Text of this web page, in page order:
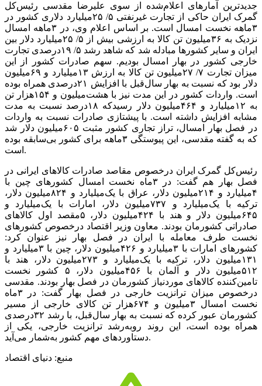
جدیدترین آمارهای اعلام‌شده از سوی علیرضا مقدسی رئیس‌کل
گمرک ایران حاکی از تجارت غیرنفتی ۵/ ۲۵میلیارد دلاری کشور در
۳‌ماهه نخست امسال است. بر اساس اعلام وی، در ۳‌ماهه امسال
نزدیک به ۳۶‌میلیون تن کالا به ارزشی بیش از ۵/ ۲۵‌میلیارد دلار بین
ایران و سایر کشورها مبادله شد که شاهد رشد ۵/ ۱۹‌درصدی تجارت
خارجی کشور در بهار امسال بودیم. سهم صادرات کشور از این
میزان تجارت ۷/ ۲۷میلیون تن کالا به ارزش ۱۳‌میلیارد و ۶۹‌میلیون
دلار بود که نسبت به بهار سال‌قبل با افزایش ۲۱‌درصدی همراه بوده
است. واردات کشور در این مدت نیز با هشت‌میلیون و ۱۵۴‌هزار تن
به ۱۲‌میلیارد و ۴۶۴‌میلیون دلار رسید‌که ۱۸‌درصد نسبت به مدت
مشابه افزایش داشته است. با پیشتازی صادرات نسبت به واردات
در فصل بهار امسال، تراز تجاری کشور مثبت ۶۰۵‌میلیون دلار شد
که به گفته مقدسی، این پیوستگی ۳‌ماهه برای کشور بی‌‌‌‌‌‌‌‌‌سابقه بوده
است.
رئیس‌کل گمرک ایران درخصوص مقاصد صادرات کالاهای ایرانی در
فصل بهار هم گفت: در ۳‌ماه نخست امسال کشورهای چین با
۴‌میلیارد و ۲۱۴‌میلیون دلار، عراق با یک‌میلیارد و ۸۲۴‌میلیون دلار،
ترکیه با یک‌میلیارد و ۷۳۷‌میلیون دلار، امارات با یک‌میلیارد و
۶۴۵‌میلیون دلار و هند با ۴۲۴‌میلیون دلار، ۵‌مقصد اول کالاهای
صادراتی کشورمان بودند. معاون وزیر اقتصاد درخصوص کشورهای
نخست طرف معامله با ایران در فصل بهار نیز عنوان کرد:
کشورهای امارات با ۳‌میلیارد و ۴۲۶‌میلیون دلار، چین با ۳‌میلیارد و
۱۳۱‌میلیون دلار، ترکیه با یک‌میلیارد و ۲۷۳‌میلیون دلار، هند با
۵۱۲‌میلیون دلار و آلمان با ۴۵۶‌میلیون دلار، ۵ کشور نخست
تامین‌‌‌‌‌‌‌‌‌کننده کالاهای موردنیاز کشورمان در فصل بهار بودند. مقدسی
درخصوص میزان ترانزیت خارجی در فصل بهار گفت: در ۳‌ماه
نخست امسال ۳‌میلیون و ۶۷۴‌هزار تن کالای خارجی از مسیر
کشورمان عبور کرده که نسبت به بهار سال‌قبل، با رشد ۳۲‌درصدی
همراه بوده است، این روند رو‌به‌رشد ترانزیت خارجی، یکی از
دستاوردهای مهم کشور به‌شمار می‌آید.
منبع: دنیای اقتصاد